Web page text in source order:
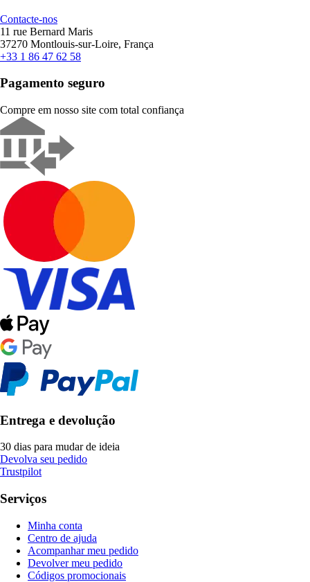
Contacte-nos
11 rue Bernard Maris
37270 Montlouis-sur-Loire, França
+33 1 86 47 62 58
Pagamento seguro
Compre em nosso site com total confiança
Entrega e devolução
30 dias para mudar de ideia
Devolva seu pedido
Trustpilot
Serviços
Minha conta
Centro de ajuda
Acompanhar meu pedido
Devolver meu pedido
Códigos promocionais